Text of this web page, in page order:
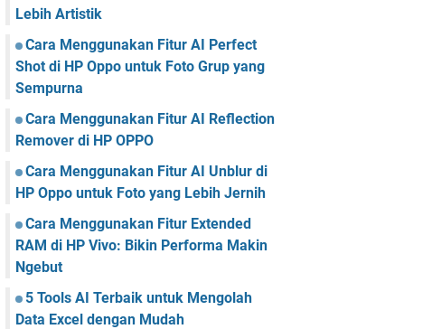
Lebih Artistik
Cara Menggunakan Fitur AI Perfect
Shot di HP Oppo untuk Foto Grup yang
Sempurna
Cara Menggunakan Fitur AI Reflection
Remover di HP OPPO
Cara Menggunakan Fitur AI Unblur di
HP Oppo untuk Foto yang Lebih Jernih
Cara Menggunakan Fitur Extended
RAM di HP Vivo: Bikin Performa Makin
Ngebut
5 Tools AI Terbaik untuk Mengolah
Data Excel dengan Mudah